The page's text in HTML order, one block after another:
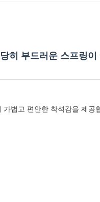
히 부드러운 스프링
볍고 편안한 착석감을 제공